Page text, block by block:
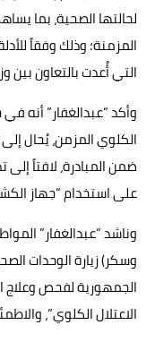
لحالتها الصحية، بما
المزمنة؛ وذلك وفقاً
التي أُعدت بالتعاون بين
وأكد “عبدالغفار” أنه
الكلوي المزمن، يُحال
ضمن المبادرة، لافتاً إلى
على استخدام “جهاز
وناشد “عبدالغفار”
وسكر) زيارة الوحدات
الجمهورية لفحص وعلاج
الاعتلال الكلوي”،